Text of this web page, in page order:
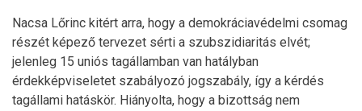
Nacsa Lőrinc kitért arra, hogy a demokráciavédelmi csomag
részét képező tervezet sérti a szubszidiaritás elvét;
jelenleg 15 uniós tagállamban van hatályban
érdekképviseletet szabályozó jogszabály, így a kérdés
tagállami hatáskör. Hiányolta, hogy a bizottság nem